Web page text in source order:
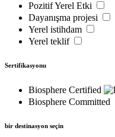
Pozitif Yerel Etki
Dayanışma projesi
Yerel istihdam
Yerel teklif
Sertifikasyonu
Biosphere Certified
Biosphere Committed
bir destinasyon seçin